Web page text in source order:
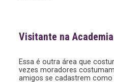
Visitante na
Essa é outra área que
vezes moradores
amigos se cadastrem